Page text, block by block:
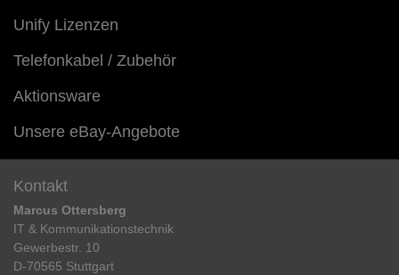
Unify Lizenzen
Telefonkabel / Zubehör
Aktionsware
Unsere eBay-Angebote
Kontakt
Marcus Ottersberg
IT & Kommunikationstechnik
Gewerbestr. 10
D-70565 Stuttgart